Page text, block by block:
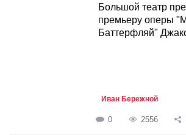
Большой театр
премьеру оперы
Баттерфляй"
Иван Бережной
0 2556